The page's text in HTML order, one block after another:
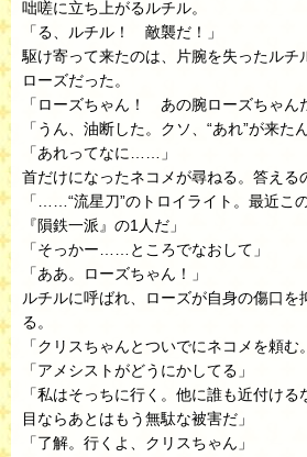
咄嗟に立ち上がるルチル。
「る、ルチル！ 敵襲だ！」
駆け寄って来たのは、片腕を失ったルチ
ローズだった。
「ローズちゃん！ あの腕ローズちゃん
「うん、油断した。クソ、“あれ”が来た
「あれってなに……」
首だけになったネコメが尋ねる。答える
「……“流星刀”のトロイライト。最近こ
『隕鉄一派』の1人だ」
「そっかー……ところでなおして」
「ああ。ローズちゃん！」
ルチルに呼ばれ、ローズが自身の傷口を
る。
「クリスちゃんとついでにネコメを頼む
「アメシストがどうにかしてる」
「私はそっちに行く。他に誰も近付け
目ならあとはもう無駄な被害だ」
「了解。行くよ、クリスちゃん」